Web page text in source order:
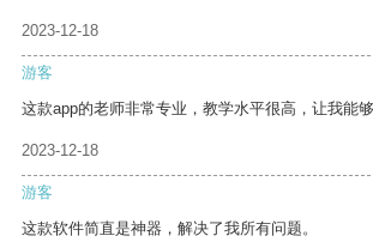
2023-12-18
游客
这款app的老师非常专业，教学水平很高，让我能
2023-12-18
游客
这款软件简直是神器，解决了我所有问题。